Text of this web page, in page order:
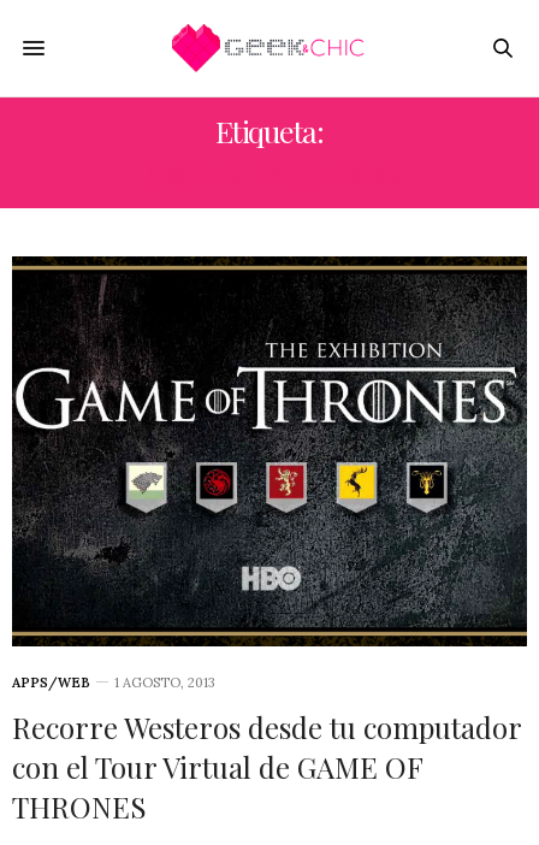
Etiqueta:
APPS/WEB 1 AGOSTO, 2013
Recorre Westeros desde tu computador
con el Tour Virtual de GAME OF
THRONES